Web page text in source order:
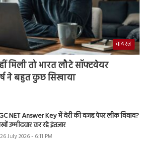
वायरल
मिली तो भारत लौटे सॉफ्टवेयर
ने बहुत कुछ सिखाया
NET Answer Key में देरी की वजह पेपर लीक विवाद?
उम्मीदवार कर रहे इंतजार
26 July 2026 - 6:11 PM